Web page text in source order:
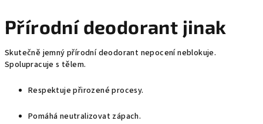
Přírodní deodorant jinak
Skutečně jemný přírodní deodorant nepocení neblokuje.
Spolupracuje s tělem.
Respektuje přirozené procesy.
Pomáhá neutralizovat zápach.